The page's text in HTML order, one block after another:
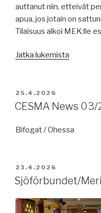
auttanut niin, etteivät
apua, jos jotain on
Tilaisuus alkoi MEK:lle
Jatka lukemista
JULKAISTU
25.4.2026
CESMA News
Bifogat / Ohessa
JULKAISTU
23.4.2026
Sjöförbundet/